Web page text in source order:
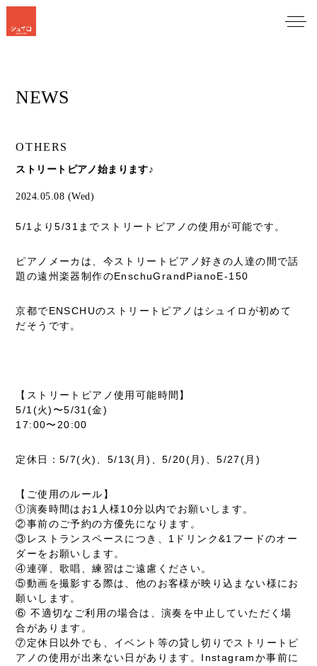
NEWS
OTHERS
ストリートピアノ始まります♪
2024.05.08 (Wed)
5/1より5/31までストリートピアノの使用が可能です。
ピアノメーカは、今ストリートピアノ好きの人達の間で話
題の遠州楽器制作のEnschuGrandPianoE-150
京都でENSCHUのストリートピアノはシュイロが初めて
だそうです。
【ストリートピアノ使用可能時間】
5/1(火)〜5/31(金)
17:00〜20:00
定休日：5/7(火)、5/13(月)、5/20(月)、5/27(月)
【ご使用のルール】
①演奏時間はお1人様10分以内でお願いします。
②事前のご予約の方優先になります。
③レストランスペースにつき、1ドリンク&1フードのオー
ダーを お願いします。
④連弾、歌唱、練習はご遠慮ください。
⑤動画を撮影する際は、他のお客様が映り込まない様にお
願いします。
⑥ 不適切なご利用の場合は、演奏を中止していただく場
合があります 。
⑦定休日以外でも、イベント等の貸し切りでストリートピ
アノの使 用が出来ない日があります。Instagramか事前に